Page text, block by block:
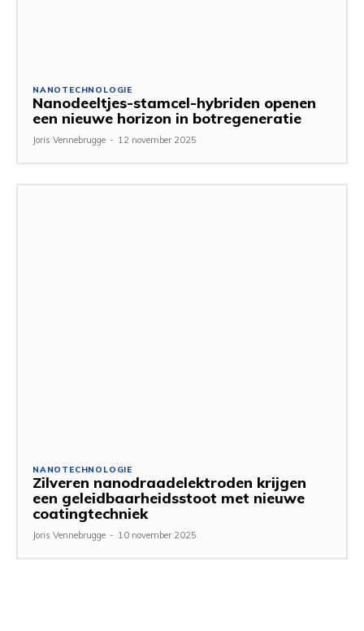
NANOTECHNOLOGIE
Nanodeeltjes-stamcel-hybriden openen
een nieuwe horizon in botregeneratie
Joris Vennebrugge - 12 november 2025
NANOTECHNOLOGIE
Zilveren nanodraadelektroden krijgen
een geleidbaarheidsstoot met nieuwe
coatingtechniek
Joris Vennebrugge - 10 november 2025